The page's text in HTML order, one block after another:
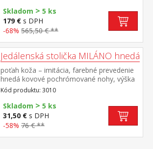
Skladom > 5 ks
179 € s DPH
-68% 565,50 € **
Jedálenská stolička MILÁNO hnedá
poťah koža – imitácia, farebné prevedenie
hnedá kovové pochrómované nohy, výška
sedu 46 cm
Kód produktu: 3010
Skladom > 5 ks
31,50 € s DPH
-58% 76 € **